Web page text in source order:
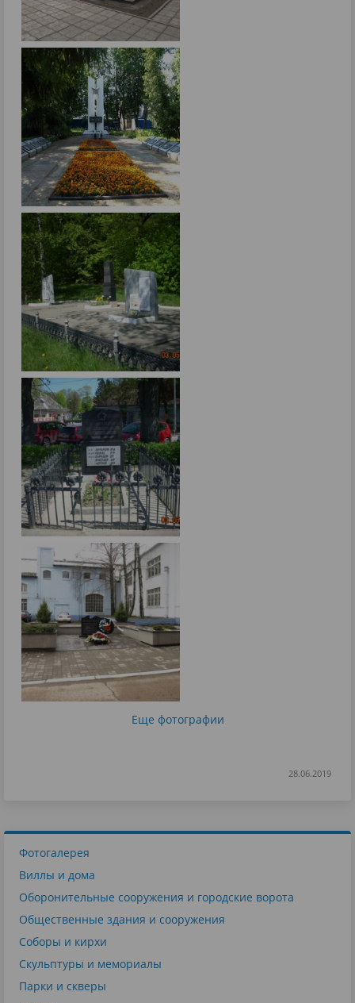
Еще фотографии
28.06.2019
Фотогалерея
Виллы и дома
Оборонительные сооружения и городские ворота
Общественные здания и сооружения
Соборы и кирхи
Скульптуры и мемориалы
Парки и скверы